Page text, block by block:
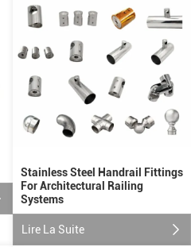
Stainless Steel Handrail Fittings
For Architectural Railing
Systems
Lire La Suite